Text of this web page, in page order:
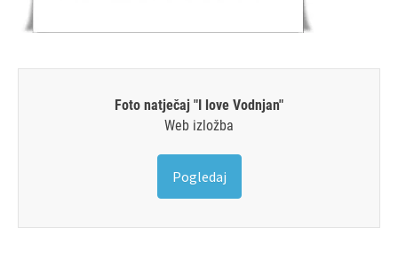
Foto natječaj "I love Vodnjan"
Web izložba
Pogledaj